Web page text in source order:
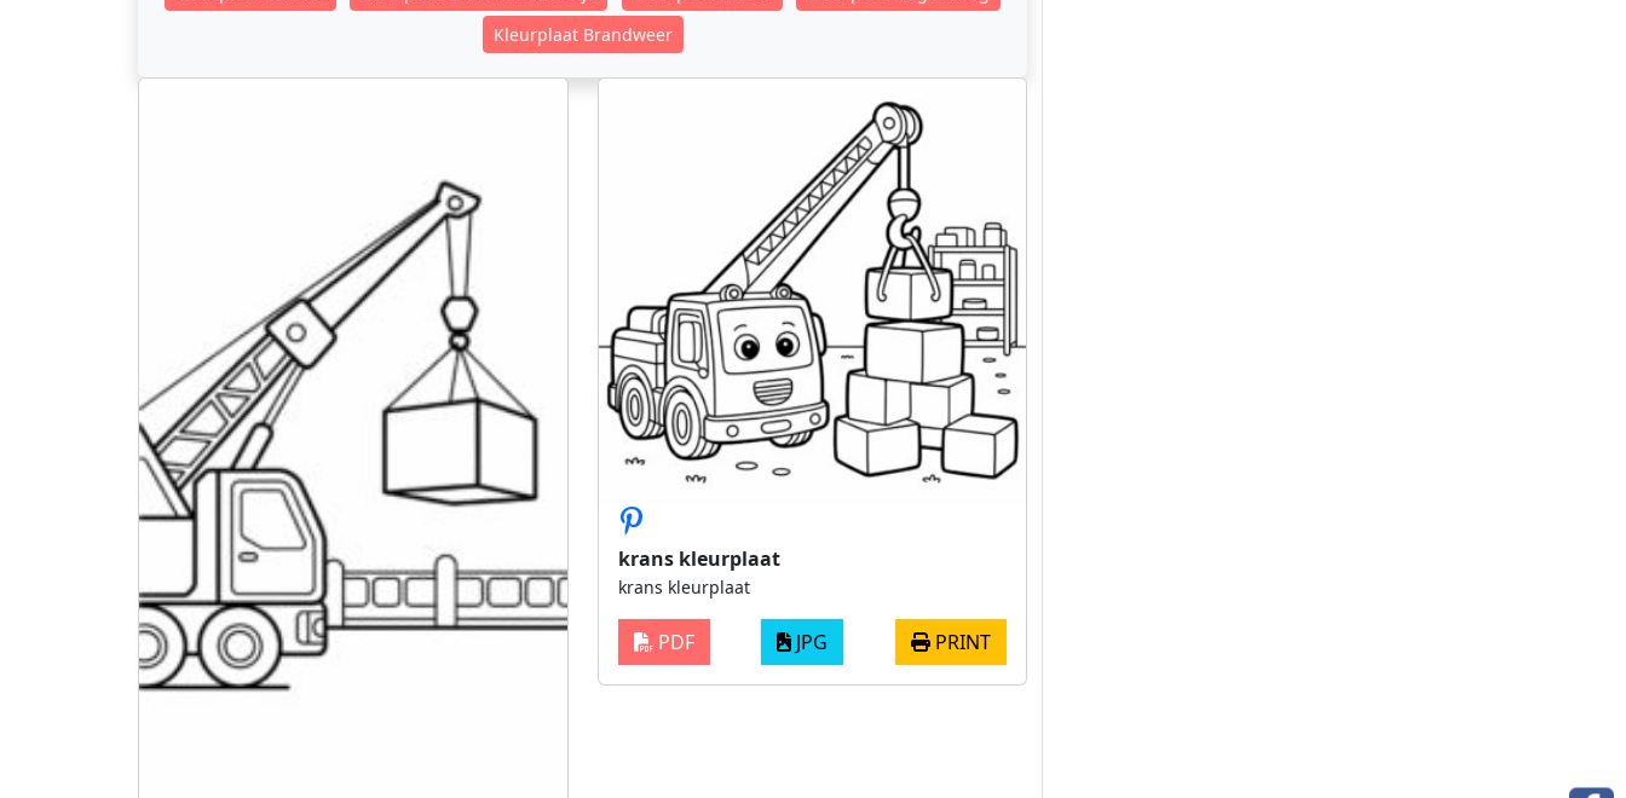
Kleurplaat Brandweer
krans kleurplaat
krans kleurplaat
PDF JPG PRINT